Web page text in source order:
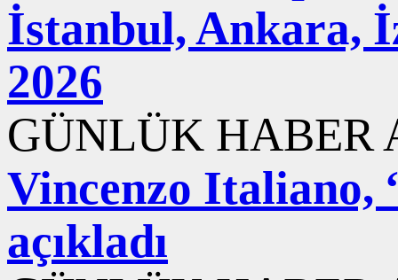
İstanbul, Ankara,
2026
GÜNLÜK HABER
Vincenzo Italiano,
açıkladı